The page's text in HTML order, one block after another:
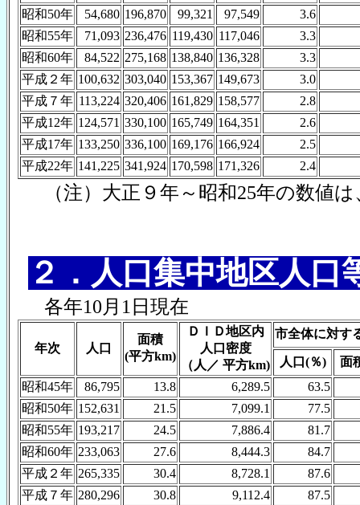
昭和50年
54,680 196,870 99,321 97,549
3.6
昭和55年
71,093 236,476 119,430 117,046
3.3
昭和60年
84,522 275,168 138,840 136,328 3.3
平成２年 100,632 303,040 153,367 149,673 3.0
平成７年 113,224 320,406 161,829 158,577 2.8
平成12年 124,571 330,100 165,749 164,351 2.6
平成17年 133,250 336,100 169,176 166,924 2.5
平成22年 141,225 341,924 170,598 171,326 2.4
（注）大正９年～昭和25年の数値
２．人口集中地区人口
各年10月1日現在
年次 人口
面積
(平方km)
ＤＩＤ地区内
人口密度
（人／ 平方km)
市全体に対す
人口(％)
面
昭和45年
86,795 13.8 6,289.5
63.5
昭和50年 152,631 21.5 7,099.1
77.5
昭和55年 193,217 24.5 7,886.4
81.7
昭和60年 233,063 27.6 8,444.3
84.7
平成２年 265,335 30.4 8,728.1
87.6
平成７年 280,296 30.8 9,112.4
87.5